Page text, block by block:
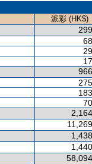
派彩 (HK$)